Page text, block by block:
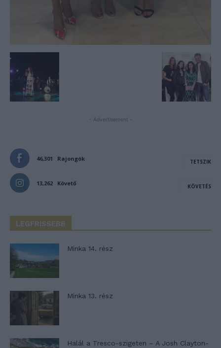
- Advertisement -
46,301 Rajongók TETSZIK
13,262 Követő KÖVETÉS
LEGFRISSEBB
Minka 14. rész
Minka 13. rész
Halál a Tresco-szigeten – A Josh Clayton-